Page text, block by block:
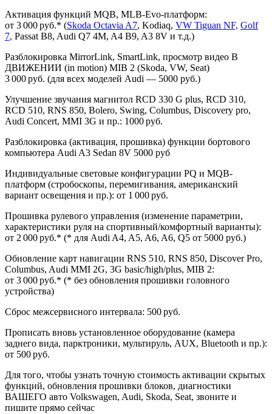
Активация функций MQB, MLB-Evo-платформ:
от 3 000 руб.* (Skoda Octavia A7, Kodiaq, VW Tiguan NF, Golf
7, Passat B8, Audi Q7 4M, A4 B9, A3 8V и т.д.)
Разблокировка MirrorLink, SmartLink, просмотр видео В
ДВИЖЕНИИ (in motion) MIB 2 (Skoda, VW, Seat)
3 000 руб. (для всех моделей Audi — 5000 руб.)
Улучшение звучания магнитол RCD 330 G plus, RCD 310,
RCD 510, RNS 850, Bolero, Swing, Columbus, Discovery pro,
Audi Concert, MMI 3G и пр.: 1000 руб.
Разблокировка (активация, прошивка) функции бортового
компьютера Audi A3 Sedan 8V 5000 руб
Индивидуальные световые конфигурации PQ и MQB-
платформ (стробоскопы, перемигивания, американский
вариант освещения и пр.): от 1 000 руб.
Прошивка рулевого управления (изменение параметрии,
характеристики руля на спортивный/комфортный варианты):
от 2 000 руб.* (* для Audi A4, A5, A6, A6, Q5 от 5000 руб.)
Обновление карт навигации RNS 510, RNS 850, Discover Pro,
Columbus, Audi MMI 2G, 3G basic/high/plus, MIB 2:
от 3 000 руб.* (* без обновления прошивки головного
устройства)
Cброс межсервисного интервала: 500 руб.
Прописать вновь установленное оборудование (камера
заднего вида, парктроники, мультируль, AUX, Bluetooth и пр.):
от 500 руб.
Для того, чтобы узнать точную стоимость активации скрытых
функций, обновления прошивки блоков, диагностики
ВАШЕГО авто Volkswagen, Audi, Skoda, Seat, звоните и
пишите прямо сейчас